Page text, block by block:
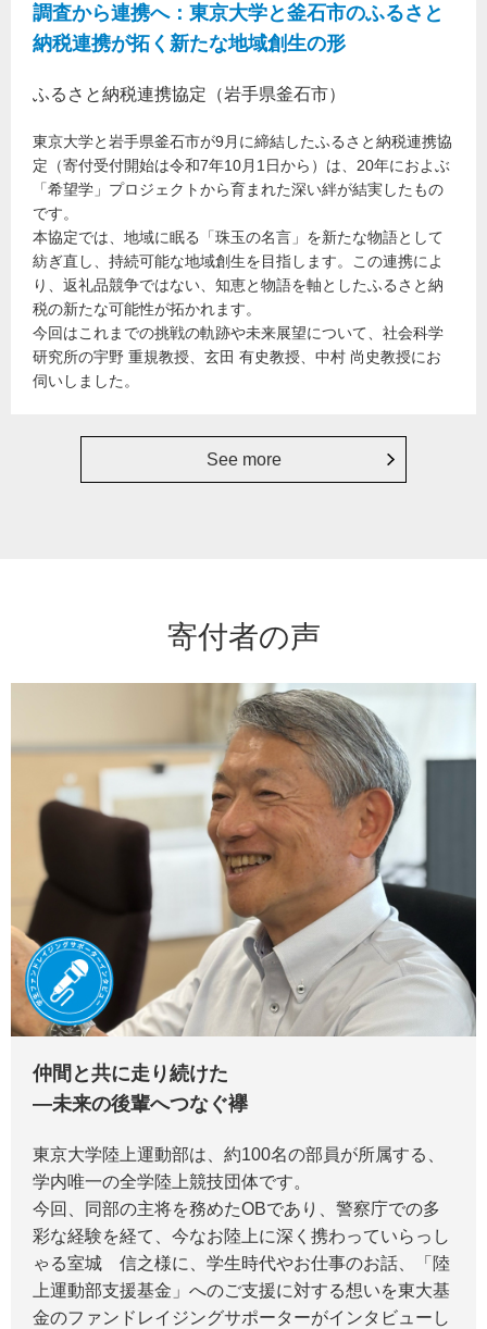
調査から連携へ：東京大学と釜石市のふるさと
納税連携が拓く新たな地域創生の形
ふるさと納税連携協定（岩手県釜石市）
東京大学と岩手県釜石市が9月に締結したふるさと納税連携協
定（寄付受付開始は令和7年10月1日から）は、20年におよぶ
「希望学」プロジェクトから育まれた深い絆が結実したもの
です。
本協定では、地域に眠る「珠玉の名言」を新たな物語として
紡ぎ直し、持続可能な地域創生を目指します。この連携によ
り、返礼品競争ではない、知恵と物語を軸としたふるさと納
税の新たな可能性が拓かれます。
今回はこれまでの挑戦の軌跡や未来展望について、社会科学
研究所の宇野 重規教授、玄田 有史教授、中村 尚史教授にお
伺いしました。
See more
寄付者の声
仲間と共に走り続けた
―未来の後輩へつなぐ襷
東京大学陸上運動部は、約100名の部員が所属する、
学内唯一の全学陸上競技団体です。
今回、同部の主将を務めたOBであり、警察庁での多
彩な経験を経て、今なお陸上に深く携わっていらっし
ゃる室城 信之様に、学生時代やお仕事のお話、「陸
上運動部支援基金」へのご支援に対する想いを東大基
金のファンドレイジングサポーターがインタビューし